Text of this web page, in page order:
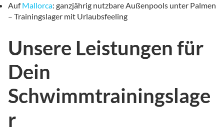
AufMallorca: ganzjährig nutzbare Außenpools unter Palmen
– Trainingslager mit Urlaubsfeeling
Unsere Leistungen für
Dein
Schwimmtrainingslage
r